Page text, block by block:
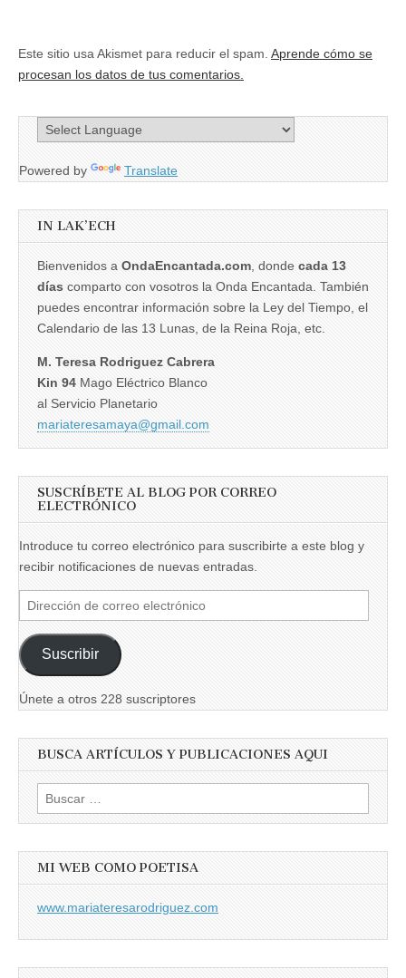
Este sitio usa Akismet para reducir el spam. Aprende cómo se
procesan los datos de tus comentarios.
Powered by Translate
IN LAK’ECH
Bienvenidos a OndaEncantada.com , donde cada 13
días comparto con vosotros la Onda Encantada. También
puedes encontrar información sobre la Ley del Tiempo, el
Calendario de las 13 Lunas, de la Reina Roja, etc.
M. Teresa Rodriguez Cabrera
Kin 94 Mago Eléctrico Blanco
al Servicio Planetario
mariateresamaya@gmail.com
SUSCRÍBETE AL BLOG POR CORREO
ELECTRÓNICO
Introduce tu correo electrónico para suscribirte a este blog y
recibir notificaciones de nuevas entradas.
Dirección
de
correo
electrónico
Suscribir
Únete a otros 228 suscriptores
BUSCA ARTÍCULOS Y PUBLICACIONES AQUI
Buscar:
MI WEB COMO POETISA
www.mariateresarodriguez.com